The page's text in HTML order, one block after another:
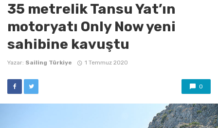
35 metrelik Tansu Yat’ın
motoryatı Only Now yeni
sahibine kavuştu
Yazar: Sailing Türkiye 1 Temmuz 2020
0